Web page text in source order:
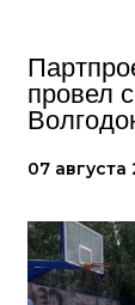
провел
07 августа